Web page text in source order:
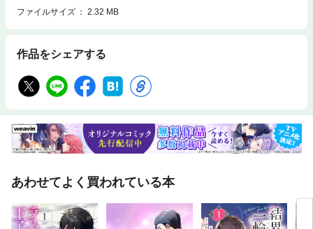
ファイルサイズ
2.32 MB
作品をシェアする
あわせてよく買われている本